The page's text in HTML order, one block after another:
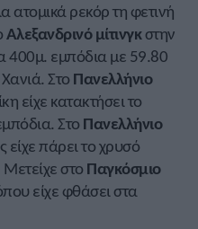
ρεκόρ τη φετινή
Αλεξανδρινό μίτινγκστην
400μ. εμπόδια με 59.80
Στο Πανελλήνιο
είχε κατακτήσει το
Στο Πανελλήνιο
είχε πάρει το χρυσό
στο Παγκόσμιο
είχε φθάσει στα